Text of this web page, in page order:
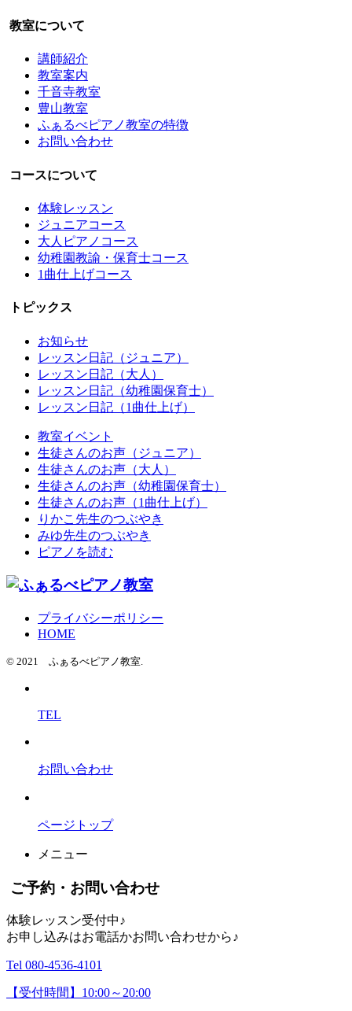
教室について
講師紹介
教室案内
千音寺教室
豊山教室
ふぁるべピアノ教室の特徴
お問い合わせ
コースについて
体験レッスン
ジュニアコース
大人ピアノコース
幼稚園教諭・保育士コース
1曲仕上げコース
トピックス
お知らせ
レッスン日記（ジュニア）
レッスン日記（大人）
レッスン日記（幼稚園保育士）
レッスン日記（1曲仕上げ）
教室イベント
生徒さんのお声（ジュニア）
生徒さんのお声（大人）
生徒さんのお声（幼稚園保育士）
生徒さんのお声（1曲仕上げ）
りかこ先生のつぶやき
みゆ先生のつぶやき
ピアノを読む
プライバシーポリシー
HOME
© 2021 ふぁるべピアノ教室.
TEL
お問い合わせ
ページトップ
メニュー
ご予約・お問い合わせ
体験レッスン受付中♪
お申し込みはお電話かお問い合わせから♪
Tel 080-4536-4101
【受付時間】10:00～20:00